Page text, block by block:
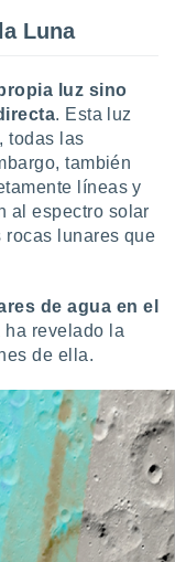
Luna
luz sino
. Esta luz
todas las
también
líneas y
al espectro solar
lunares que
de agua en el
ha revelado la
de ella.